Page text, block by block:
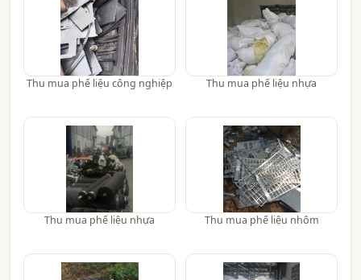
Thu mua phế liệu công nghiệp Thu mua phế liệu nhựa
Thu mua phế liệu nhựa Thu mua phế liệu nhôm